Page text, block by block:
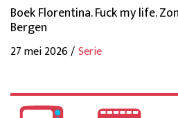
Boek Florentina. Fuck my life.
Bergen
27 mei 2026 /Serie